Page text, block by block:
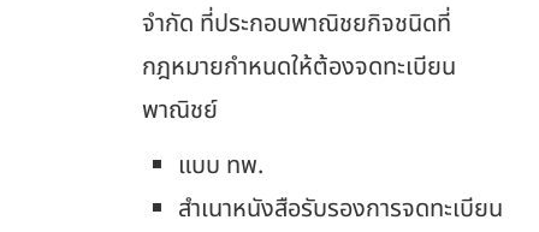
จำกัด ที่ประกอบพาณิชยกิจชนิดที่
กฎหมายกำหนดให้ต้องจดทะเบียน
พาณิชย์
แบบ ทพ.
สำเนาหนังสือรับรองการจดทะเบียน